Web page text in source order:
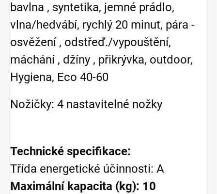
bavlna , syntetika, jemné prádlo,
vlna/hedvábí, rychlý 20 minut, pára -
osvěžení , odstřeď./vypouštění,
máchání , džíny , přikrývka, outdoor,
Hygiena, Eco 40-60
Nožičky: 4 nastavitelné nožky
Technické specifikace:
Třída energetické účinnosti: A
Maximální kapacita (kg): 10